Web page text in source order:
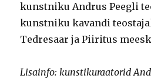
kunstniku Andrus Peegli
kunstniku kavandi
Tedresaar ja Piiritus
Lisainfo: kunstikuraatorid